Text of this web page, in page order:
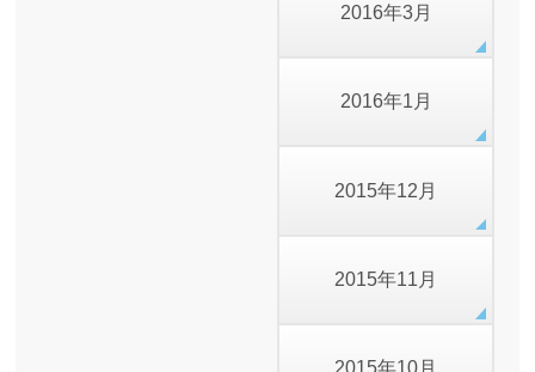
2016年3月
2016年1月
2015年12月
2015年11月